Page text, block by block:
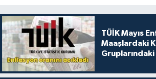
TÜİK Mayıs
Maaşlardaki
Gruplarındaki